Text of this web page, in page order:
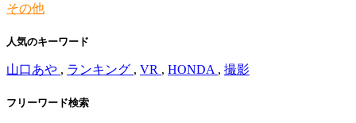
その他
人気のキーワード
山口あや , ランキング , VR , HONDA , 撮影
フリーワード検索